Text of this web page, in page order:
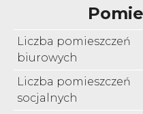
Liczba pomieszczeń
biurowych
Liczba pomieszczeń
socjalnych